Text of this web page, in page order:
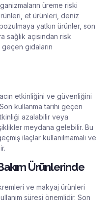
üreme riski
et ürünleri, deniz
yatkın ürünler, son
açısından risk
gıdaların
etkinliğini ve güvenliğini
kullanma tarihi geçen
azalabilir veya
meydana gelebilir. Bu
ilaçlar kullanılmamalı ve
Ürünlerinde
ve makyaj ürünleri
süresi önemlidir. Son